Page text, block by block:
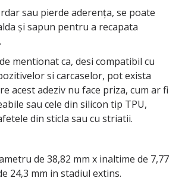
sau pierde aderența, se poate
și sapun pentru a recapata
mentionat ca, desi compatibil cu
si carcaselor, pot exista
acest adeziv nu face priza, cum ar fi
sau cele din silicon tip TPU,
din sticla sau cu striatii.
de 38,82 mm x inaltime de 7,77
24,3 mm in stadiul extins.